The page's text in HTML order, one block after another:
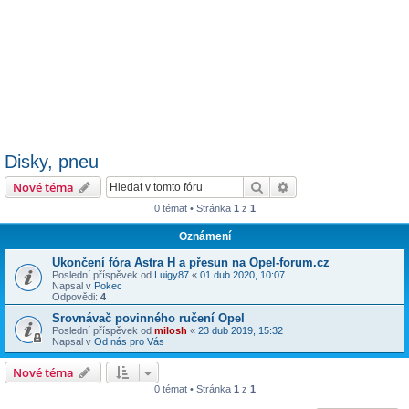
Disky, pneu
Nové téma Hledat
0 témat • Stránka 1 z 1
Oznámení
Ukončení fóra Astra H a přesun na Opel-forum.cz
Poslední příspěvek od Luigy87 « 01 dub 2020, 10:07
Napsal v Pokec
Odpovědi: 4
Srovnávač povinného ručení Opel
Poslední příspěvek od milosh « 23 dub 2019, 15:32
Napsal v Od nás pro Vás
Nové téma
0 témat • Stránka 1 z 1